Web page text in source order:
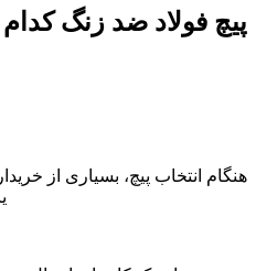
پیچ فولاد ضد زنگ کدام
هنگام انتخاب پیچ، بسیاری از